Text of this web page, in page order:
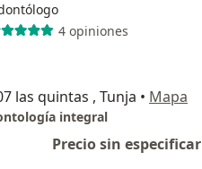
4 opiniones
las quintas , Tunja • Mapa
integral
Precio sin especificar